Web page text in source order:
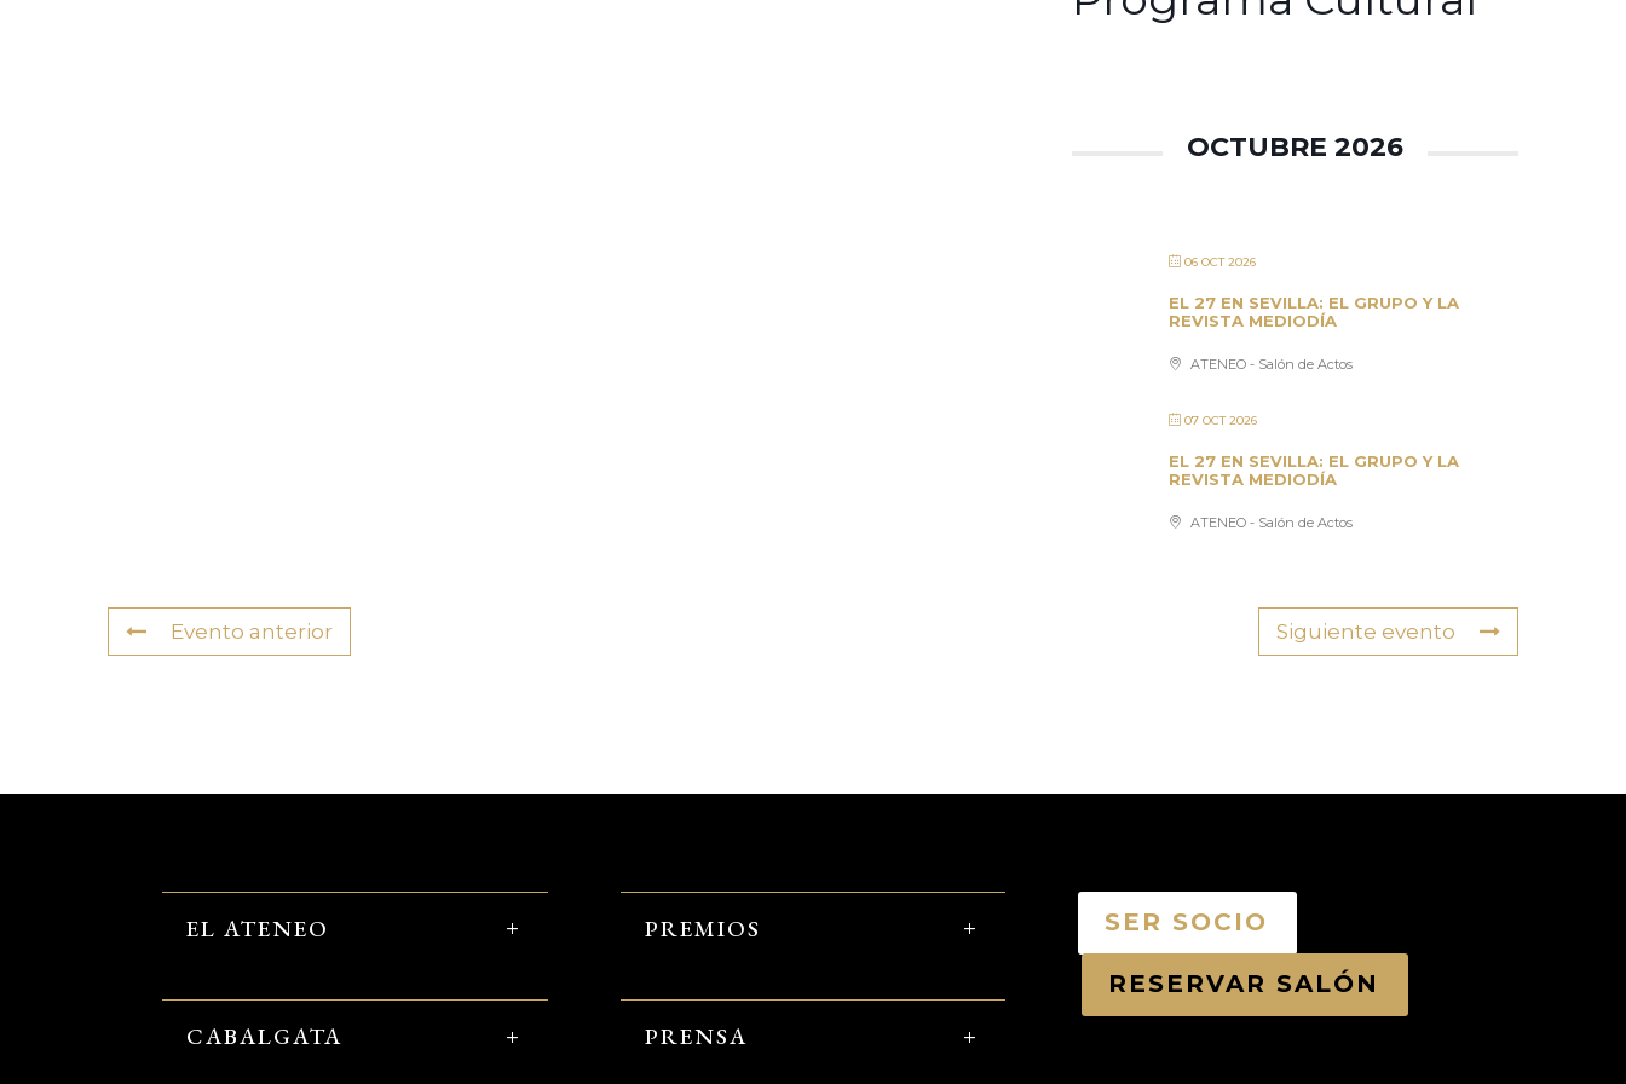
OCTUBRE 2026
06 OCT 2026
EL 27 EN SEVILLA: EL GRUPO Y LA
REVISTA MEDIODÍA
ATENEO - Salón de Actos
07 OCT 2026
EL 27 EN SEVILLA: EL GRUPO Y LA
REVISTA MEDIODÍA
ATENEO - Salón de Actos
Evento anterior Siguiente evento
EL ATENEO
CABALGATA
PREMIOS
PRENSA
SER SOCIO
RESERVAR SALÓN